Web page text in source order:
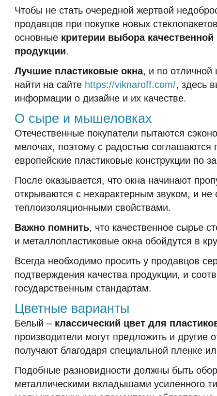
Чтобы не стать очередной жертвой
продавцов при покупке новых
основные критерии выбора
продукции.
Лучшие пластиковые окна, и по
найти на сайте https://viknaroff.com/, здесь
информации о дизайне и их качестве.
О сыре и мышеловках
Отечественные покупатели пытаются
мелочах, поэтому с радостью соглашаются
европейские пластиковые конструкции по
После оказывается, что окна начинают
открываются с нехарактерным звуком, и не
теплоизоляционными свойствами.
Важно помнить, что качественное сырье
и металлопластиковые окна обойдутся в
Всегда необходимо просить у продавцов
подтверждения качества продукции, и
государственным стандартам.
Цветные варианты
Белый – классический цвет для
производители могут предложить и другие
получают благодаря специальной пленке
Подобные разновидности должны быть
металлическими вкладышами усиленного